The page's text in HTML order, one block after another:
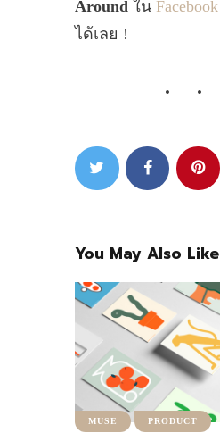
Around ใน Facebook
ได้เลย !
You May Also Like
MUSE PRODUCT